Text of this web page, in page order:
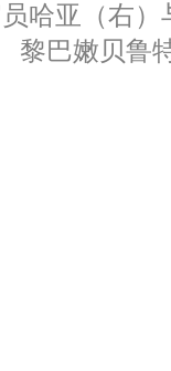
哈亚（右
黎巴嫩贝鲁